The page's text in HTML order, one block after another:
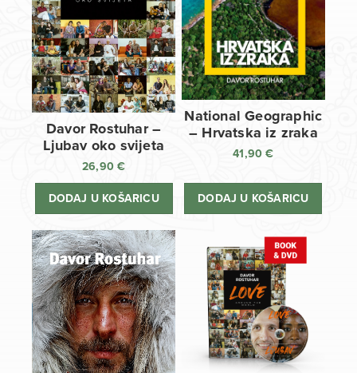
Davor Rostuhar –
Ljubav oko svijeta
26,90€
DODAJ U KOŠARICU
National Geographic
– Hrvatska iz zraka
41,90€
DODAJ U KOŠARICU